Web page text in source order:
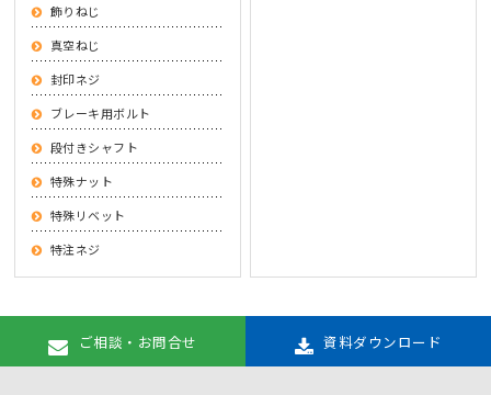
飾りねじ
真空ねじ
封印ネジ
ブレーキ用ボルト
段付きシャフト
特殊ナット
特殊リベット
特注ネジ
ご相談・お問合せ 資料ダウンロード